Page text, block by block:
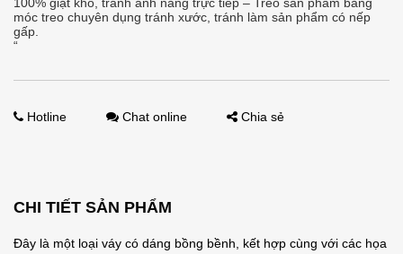
móc treo chuyên dụng tránh xước, tránh làm sản phẩm có nếp
gấp.
“
Hotline Chat online Chia sẻ
CHI TIẾT SẢN PHẨM
Đây là một loại váy có dáng bồng bềnh, kết hợp cùng với các họa